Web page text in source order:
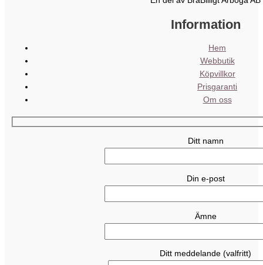
Information
Hem
Webbutik
Köpvillkor
Prisgaranti
Om oss
Ditt namn
Din e-post
Ämne
Ditt meddelande (valfritt)